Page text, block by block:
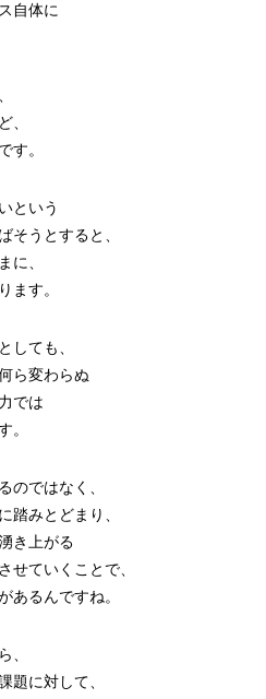
自体に
、
す。
という
そうとすると、
に、
ます。
しても、
ら変わらぬ
では
。
のではなく、
踏みとどまり、
き上がる
せていくことで、
あるんですね。
、
題に対して、